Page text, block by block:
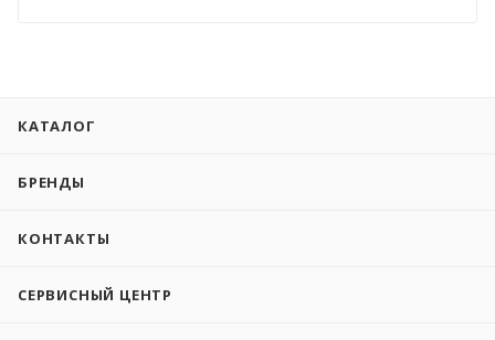
КАТАЛОГ
БРЕНДЫ
КОНТАКТЫ
СЕРВИСНЫЙ ЦЕНТР